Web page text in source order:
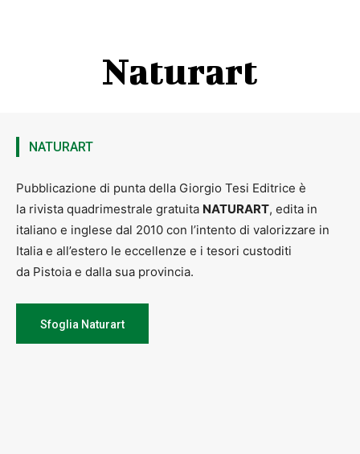
Naturart
NATURART
Pubblicazione di punta della Giorgio Tesi Editrice è
la rivista quadrimestrale gratuita NATURART, edita in
italiano e inglese dal 2010 con l’intento di valorizzare in
Italia e all’estero le eccellenze e i tesori custoditi
da Pistoia e dalla sua provincia.
Sfoglia Naturart